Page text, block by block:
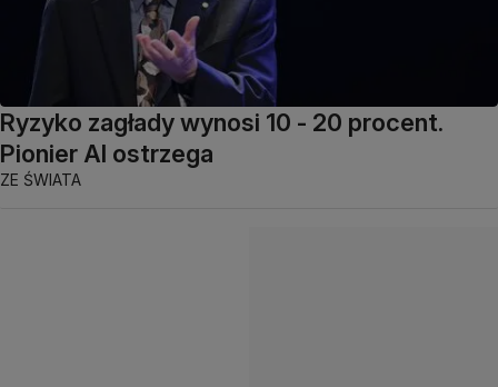
Ryzyko zagłady wynosi 10 - 20 procent.
Pionier AI ostrzega
ZE ŚWIATA